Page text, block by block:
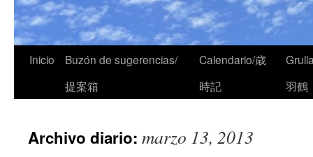
Inicio
Buzón de sugerencias/
提案箱
Calendario/歳
時記
羽鶴
Archivo diario: marzo 13, 2013